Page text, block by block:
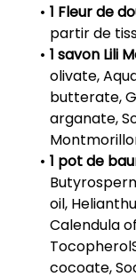
1 Fleur de
partir de
1 savon Lili
olivate,
butterate,
arganate,
1 pot de
oil,
Calendula
cocoate,